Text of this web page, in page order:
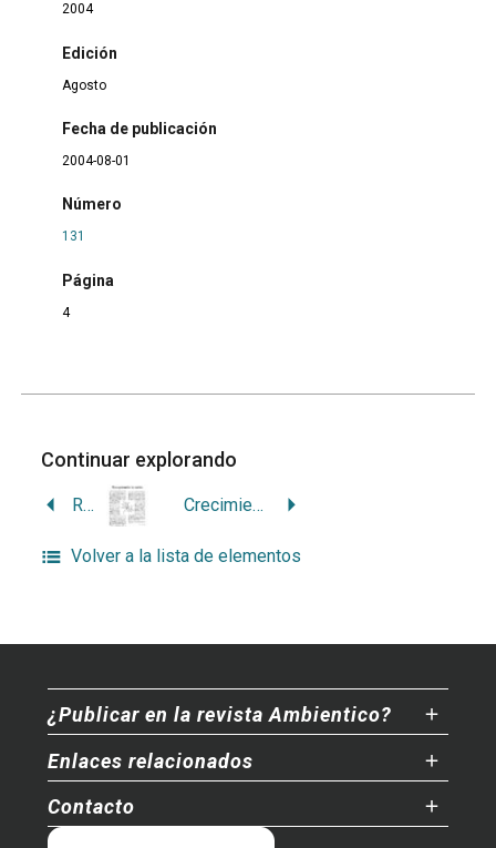
2004
Edición
Agosto
Fecha de publicación
2004-08-01
Número
131
Página
4
Continuar explorando
Recuperando la caoba Crecimiento poblacional, espacio y vivienda
Volver a la lista de elementos
¿Publicar en la revista Ambientico?
Enlaces relacionados
Contacto